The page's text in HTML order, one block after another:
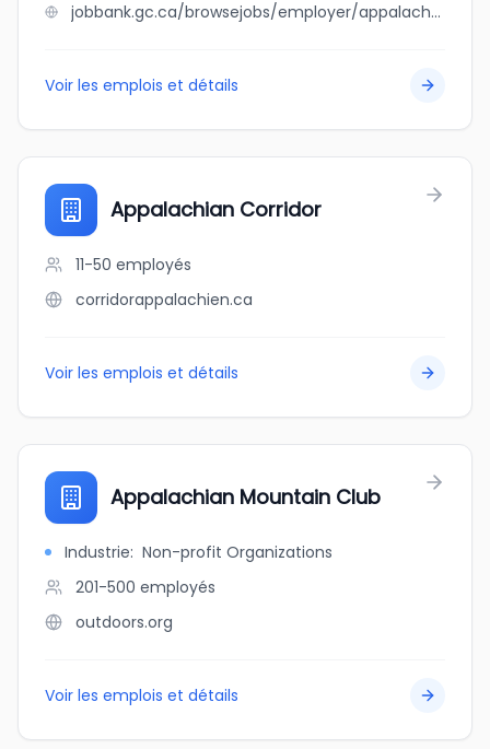
jobbank.gc.ca/browsejobs/employer/appalaches+nature+inc/ca
Voir les emplois et détails
Appalachian Corridor
11-50 employés
corridorappalachien.ca
Voir les emplois et détails
Appalachian Mountain Club
Industrie: Non-profit Organizations
201-500 employés
outdoors.org
Voir les emplois et détails